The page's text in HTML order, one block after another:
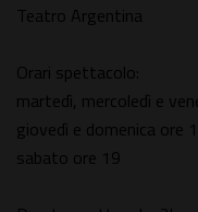
Teatro Argentina
Orari spettacolo:
martedì, mercoledì e
giovedì e domenica ore
sabato ore 19